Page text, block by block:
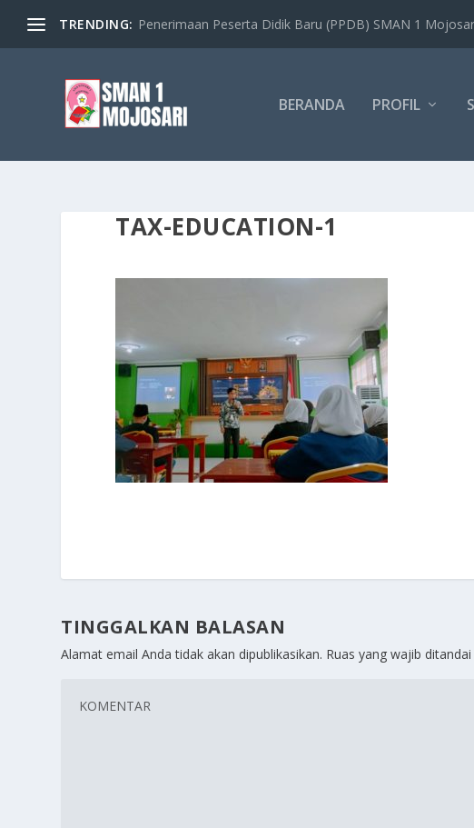
TRENDING: Penerimaan Peserta Didik Baru (PPDB) SMAN 1
BERANDA PROFIL
TAX-EDUCATION-1
TINGGALKAN BALASAN
Alamat email Anda tidak akan dipublikasikan. Ruas yang wajib